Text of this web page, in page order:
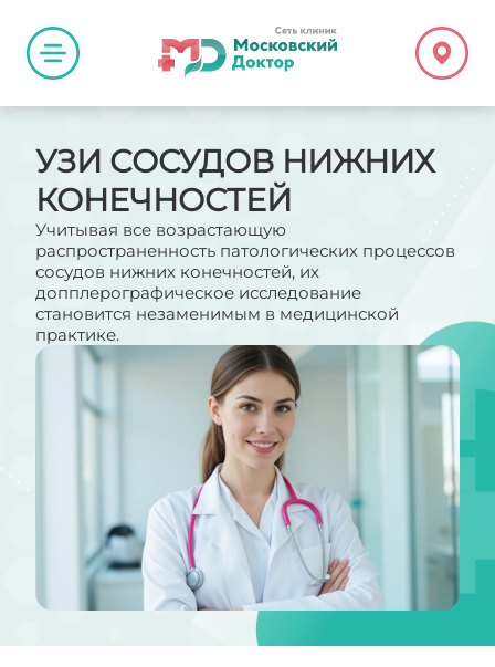
УЗИ СОСУДОВ НИЖНИХ
КОНЕЧНОСТЕЙ
Учитывая все возрастающую
распространенность патологических процессов
сосудов нижних конечностей, их
допплерографическое исследование
становится незаменимым в медицинской
практике.